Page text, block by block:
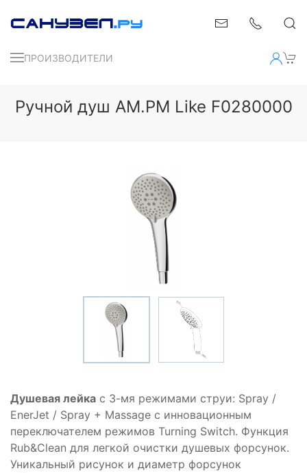
ПРОИЗВОДИТЕЛИ
Ручной душ AM.PM Like F0280000
Душевая лейка с 3-мя режимами струи: Spray /
EnerJet / Spray + Massage с инновационным
переключателем режимов Turning Switch. Функция
Rub&Clean для легкой очистки душевых форсунок.
Уникальный рисунок и диаметр форсунок